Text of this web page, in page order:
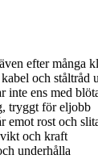
efter många
och ståltråd
inte ens med
tryggt för eljobb
emot rost och
och kraft
underhålla